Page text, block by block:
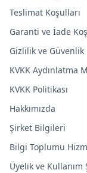
Teslimat Koşulları
Garanti ve İade
Gizlilik ve Güvenlik
KVKK Aydınlatma
KVKK Politikası
Hakkımızda
Şirket Bilgileri
Bilgi Toplumu
Üyelik ve Kullanım